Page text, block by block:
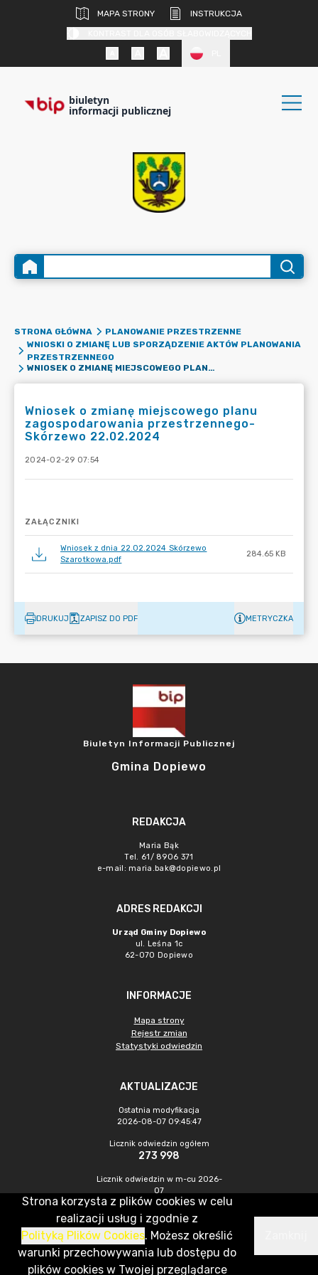
MAPA STRONY
INSTRUKCJA
biuletyn
informacji publicznej
STRONA GŁÓWNA
PLANOWANIE PRZESTRZENNE
WNIOSKI O ZMIANĘ LUB SPORZĄDZENIE AKTÓW PLANOWANIA
PRZESTRZENNEGO
WNIOSEK O ZMIANĘ MIEJSCOWEGO PLANU ZAGOSPODAROWANIA PRZESTRZENNEGO- SKÓRZEWO 22.02.2024
Wniosek o zmianę miejscowego planu
zagospodarowania przestrzennego-
Skórzewo 22.02.2024
2024-02-29 07:54
ZAŁĄCZNIKI
Wniosek z dnia 22.02.2024 Skórzewo
Szarotkowa.pdf
284.65 KB
DRUKUJ ZAPISZ DO PDF METRYCZKA
Biuletyn Informacji Publicznej
Gmina Dopiewo
REDAKCJA
Maria Bąk
Tel. 61/ 8906 371
e-mail: maria.bak@dopiewo.pl
ADRES REDAKCJI
Urząd Gminy Dopiewo
ul. Leśna 1c
62-070 Dopiewo
INFORMACJE
Mapa strony
Rejestr zmian
Statystyki odwiedzin
AKTUALIZACJE
Ostatnia modyfikacja
2026-08-07 09:45:47
Licznik odwiedzin ogółem
273 998
Licznik odwiedzin w m-cu 2026-
07
787
CMS & Hosting: Nefeni Sp. z o.o.
Strona korzysta z plików cookies w celu
realizacji usług i zgodnie z
Polityką Plików Cookies. Możesz określić
warunki przechowywania lub dostępu do
plików cookies w Twojej przeglądarce